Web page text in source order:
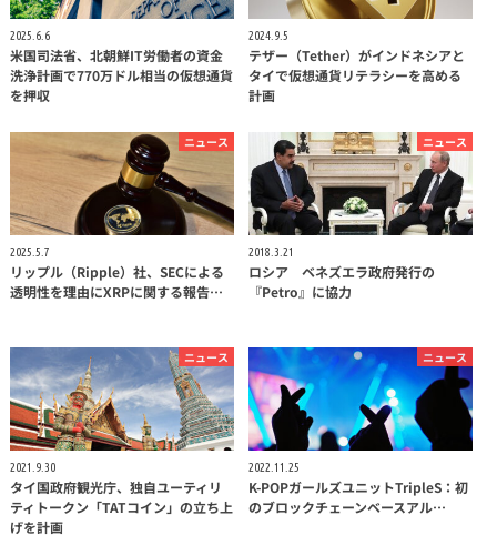
2025.6.6
米国司法省、北朝鮮IT労働者の資金
洗浄計画で770万ドル相当の仮想通貨
を押収
2024.9.5
テザー（Tether）がインドネシアと
タイで仮想通貨リテラシーを高める
計画
ニュース
2025.5.7
リップル（Ripple）社、SECによる
透明性を理由にXRPに関する報告…
ニュース
2018.3.21
ロシア ベネズエラ政府発行の
『Petro』に協力
ニュース
2021.9.30
タイ国政府観光庁、独自ユーティリ
ティトークン「TATコイン」の立ち上
げを計画
ニュース
2022.11.25
K-POPガールズユニットTripleS：初
のブロックチェーンベースアル…